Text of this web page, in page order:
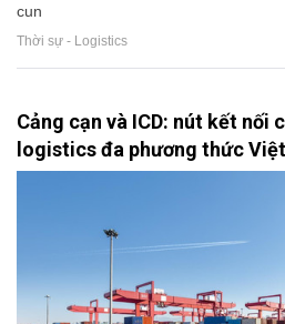
cun
Thời sự - Logistics
Cảng cạn và ICD: nút kết nối
logistics đa phương thức